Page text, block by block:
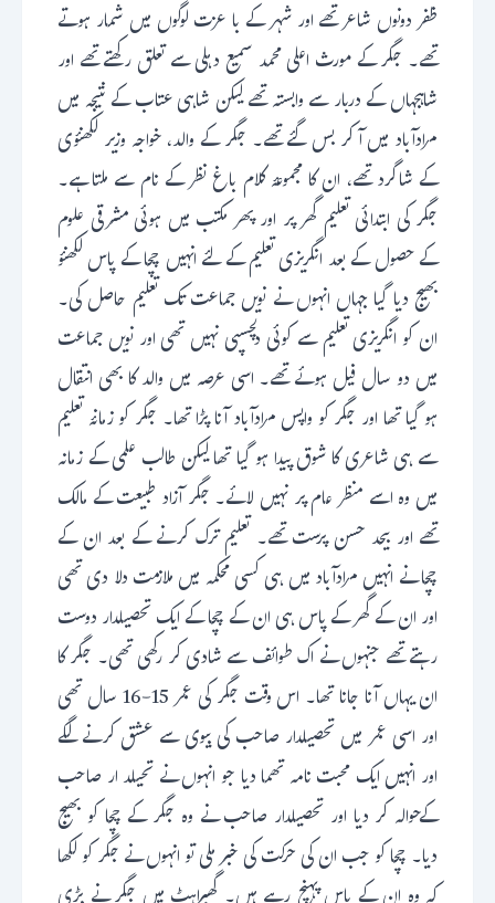
ظفر دونوں شاعر تھے اور شہر کے با عزت لوگوں میں شمار ہوتے
تھے۔ جگر کے مورث اعلی محمد سمیع دہلی سے تعلق رکھتے تھے اور
شاہجہاں کے دربار سے وابستہ تھے لیکن شاہی عتاب کے نتیجہ میں
مرادآباد میں آ کر بس گئے تھے۔ جگر کے والد، خواجہ وزیر لکھنؤی
کے شاگرد تھے، ان کا مجموعۂ کلام باغ نظر کے نام سے ملتا ہے۔
جگر کی ابتدائی تعلیم گھر پر اور پھر مکتب میں ہوئی مشرقی علوم
کے حصول کے بعد انگریزی تعلیم کے لئے انہیں چچا کے پاس لکھنؤ
بھیج دیا گیا جہاں انہوں نے نویں جماعت تک تعلیم حاصل کی۔
ان کو انگریزی تعلیم سے کوئی دلچسپی نہیں تھی اور نویں جماعت
میں دو سال فیل ہوئے تھے۔ اسی عرصہ میں والد کا بھی انتقال
ہو گیا تھا اور جگر کو واپس مرادآباد آنا پڑا تھا۔ جگر کو زمانۂ تعلیم
سے ہی شاعری کا شوق پیدا ہو گیا تھا لیکن طالب علمی کے زمانہ
میں وہ اسے منظر عام پر نہیں لائے۔ جگر آزاد طبیعت کے مالک
تھے اور بیحد حسن پرست تھے۔ تعلیم ترک کرنے کے بعد ان کے
چچا نے انہیں مرادآباد میں ہی کسی محکمہ میں ملازمت دلا دی تھی
اور ان کے گھر کے پاس ہی ان کے چچا کے ایک تحصیلدار دوست
رہتے تھے جنہوں نے اک طوائف سے شادی کر رکھی تھی۔ جگر کا
ان یہاں آنا جانا تھا۔ اس وقت جگر کی عمر 15-16 سال تھی
اور اسی عمر میں تحصیلدار صاحب کی بیوی سے عشق کرنے لگے
اور انہیں ایک محبت نامہ تھما دیا جو انہوں نے تحیلد ار صاحب
کےحوالہ کر دیا اور تحصیلدار صاحب نے وہ جگر کے چچا کو بھیج
دیا۔ چچا کو جب ان کی حرکت کی خبر ملی تو انہوں نے جگر کو لکھا